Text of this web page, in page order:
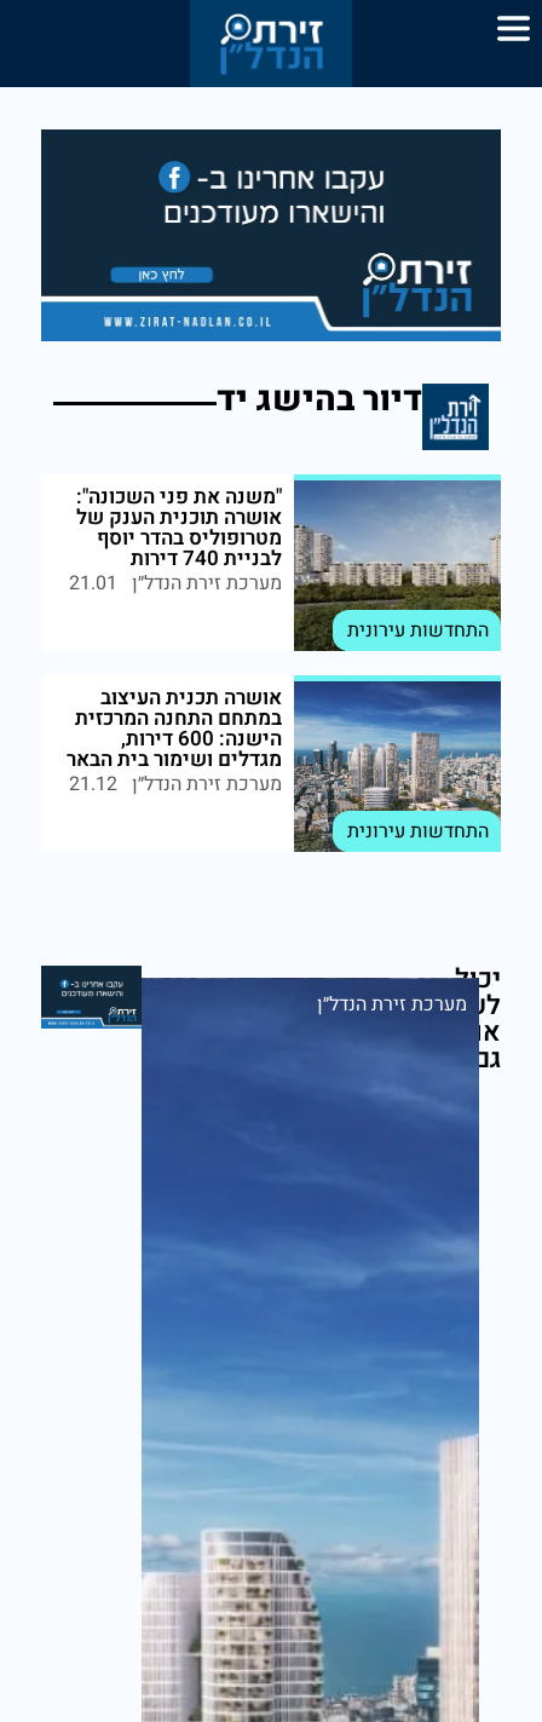
יכול
לעניין
אותך
גם
מערכת זירת הנדל״ן
דיור בהישג יד
התחדשות עירונית
"משנה את פני השכונה":
אושרה תוכנית הענק של
מטרופוליס בהדר יוסף
לבניית 740 דירות
מערכת זירת הנדל״ן 21.01
התחדשות עירונית
אושרה תכנית העיצוב
במתחם התחנה המרכזית
הישנה: 600 דירות,
מגדלים ושימור בית הבאר
מערכת זירת הנדל״ן 21.12